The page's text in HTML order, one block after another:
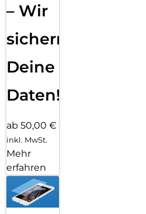
– Wir
sichern
Deine
Daten!
ab 50,00 €
inkl. MwSt.
Mehr
erfahren